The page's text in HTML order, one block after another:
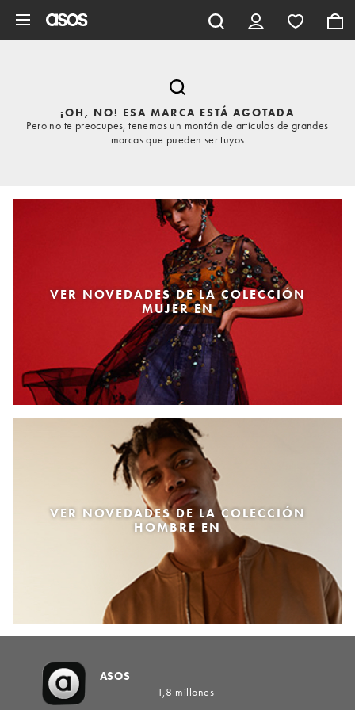
¡OH, NO! ESA MARCA ESTÁ AGOTADA
Pero no te preocupes, tenemos un montón de artículos de grandes
marcas que pueden ser tuyos
VER NOVEDADES DE LA COLECCIÓN
MUJER EN
VER NOVEDADES DE LA COLECCIÓN
HOMBRE EN
ASOS
1,8 millones